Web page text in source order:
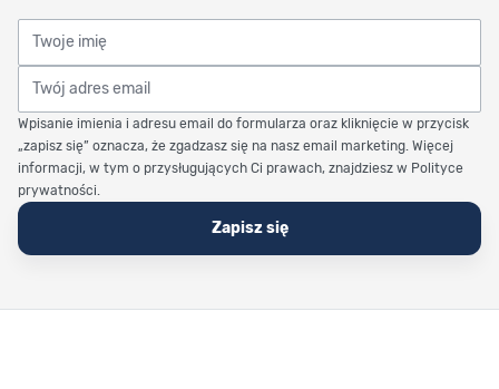
Twoje imię
Twój adres email
Wpisanie imienia i adresu email do formularza oraz kliknięcie w przycisk
„zapisz się” oznacza, że zgadzasz się na nasz email marketing. Więcej
informacji, w tym o przysługujących Ci prawach, znajdziesz w Polityce
prywatności.
Zapisz się